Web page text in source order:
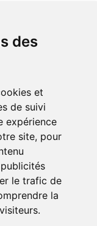
des
et
de suivi
expérience
site, pour
le trafic de
la
à Amiens
là rapidement
vous souhaitent de